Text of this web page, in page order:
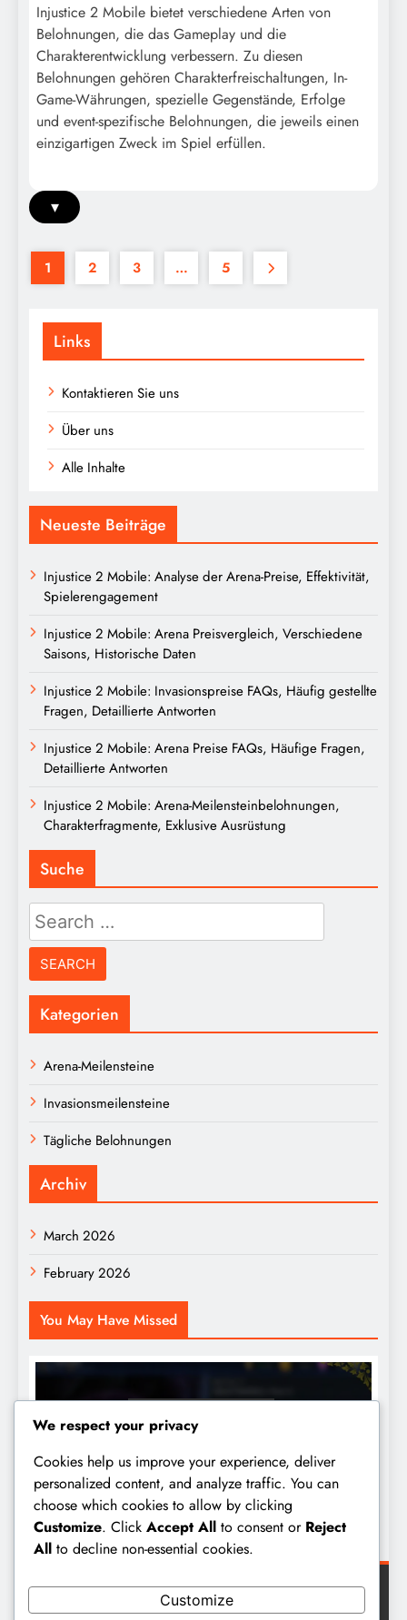
Injustice 2 Mobile bietet verschiedene Arten von
Belohnungen, die das Gameplay und die
Charakterentwicklung verbessern. Zu diesen
Belohnungen gehören Charakterfreischaltungen, In-
Game-Währungen, spezielle Gegenstände, Erfolge
und event-spezifische Belohnungen, die jeweils einen
einzigartigen Zweck im Spiel erfüllen.
▾
1 2 3 … 5
Links
Kontaktieren Sie uns
Über uns
Alle Inhalte
Neueste Beiträge
Injustice 2 Mobile: Analyse der Arena-Preise, Effektivität,
Spielerengagement
Injustice 2 Mobile: Arena Preisvergleich, Verschiedene
Saisons, Historische Daten
Injustice 2 Mobile: Invasionspreise FAQs, Häufig gestellte
Fragen, Detaillierte Antworten
Injustice 2 Mobile: Arena Preise FAQs, Häufige Fragen,
Detaillierte Antworten
Injustice 2 Mobile: Arena-Meilensteinbelohnungen,
Charakterfragmente, Exklusive Ausrüstung
Suche
Search
for:
Kategorien
Arena-Meilensteine
Invasionsmeilensteine
Tägliche Belohnungen
Archiv
March 2026
February 2026
You May Have Missed
Injustice 2 Mobile: Einblicke in die
täglichen Login-Belohnungen der
Community, Spielererfahrungen, Tipps
teilen
Max Mustermann 5 months ago
We respect your privacy
Cookies help us improve your experience, deliver
personalized content, and analyze traffic. You can
choose which cookies to allow by clicking
Customize. Click Accept All to consent or Reject
All to decline non-essential cookies.
Customize